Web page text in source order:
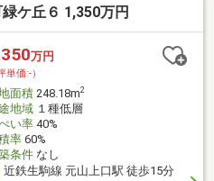
ケ丘６ 1,350万円
万円
単価:-）
面積248.18m2
地域１種低層
い率40%
率60%
条件なし
近鉄生駒線 元山上口駅 徒歩15分